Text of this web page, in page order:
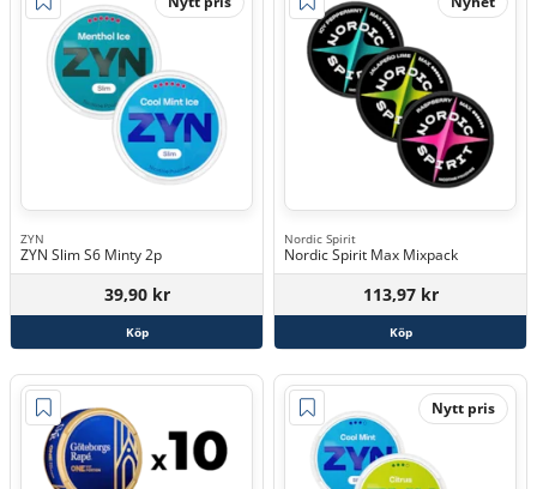
ZYN
ZYN Slim S6 Minty 2p
39,90 kr
Köp
Nordic Spirit
Nordic Spirit Max Mixpack
113,97 kr
Köp
Nytt pris